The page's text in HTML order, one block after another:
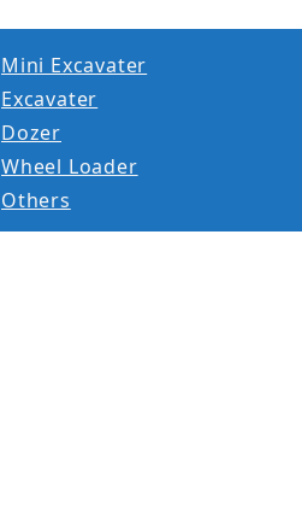
Mini Excavater
Excavater
Dozer
Wheel Loader
Others